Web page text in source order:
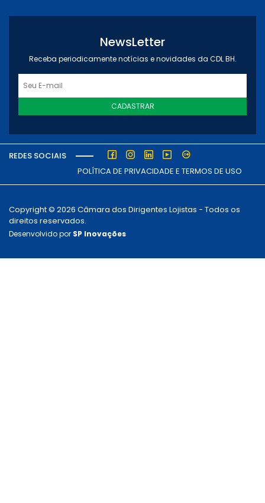
NewsLetter
Receba periodicamente notícias e novidades da CDL BH.
CADASTRAR
REDES SOCIAIS
POLÍTICA DE PRIVACIDADE E TERMOS DE USO
Copyright © 2026 Câmara dos Dirigentes Lojistas - Todos os
direitos reservados.
Desenvolvido por SP Inovações